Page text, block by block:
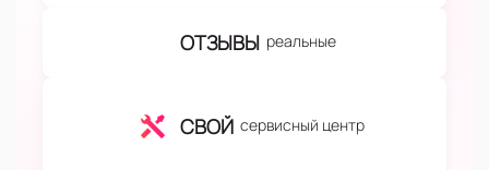
ОТЗЫВЫ реальные
СВОЙ сервисный центр